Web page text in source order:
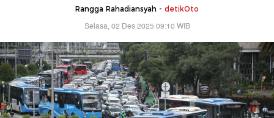
Rangga Rahadiansyah - detikOto
Selasa, 02 Des 2025 09:10 WIB